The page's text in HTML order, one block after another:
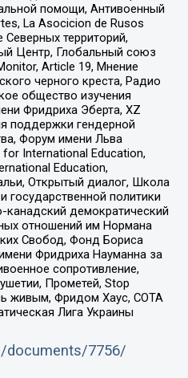
помощи, Антивоенный
La Asocicion de Rusos
территорий,
Центр, Глобальный союз
Article 19, Мнение
черного креста, Радио
общество изучения
Фридриха Эберта, XZ
поддержки гендерной
Форум имени Льва
International Education,
Education,
Открытый диалог, Школа
политики
демократический
отношений им Нормана
Свобод, Фонд Бориса
Фридриха Науманна за
сопротивление,
Прометей, Stop
живым, Фридом Хаус, СОТА
Лига Украины
documents/7756/